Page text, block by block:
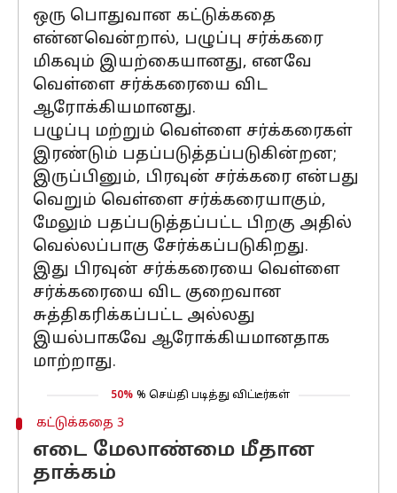
ஒரு பொதுவான கட்டுக்கதை
என்னவென்றால், பழுப்பு சர்க்கரை
மிகவும் இயற்கையானது, எனவே
வெள்ளை சர்க்கரையை விட
ஆரோக்கியமானது.
பழுப்பு மற்றும் வெள்ளை சர்க்கரைகள்
இரண்டும் பதப்படுத்தப்படுகின்றன;
இருப்பினும், பிரவுன் சர்க்கரை என்பது
வெறும் வெள்ளை சர்க்கரையாகும்,
மேலும் பதப்படுத்தப்பட்ட பிறகு அதில்
வெல்லப்பாகு சேர்க்கப்படுகிறது.
இது பிரவுன் சர்க்கரையை வெள்ளை
சர்க்கரையை விட குறைவான
சுத்திகரிக்கப்பட்ட அல்லது
இயல்பாகவே ஆரோக்கியமானதாக
மாற்றாது.
50% % செய்தி படித்து விட்டீர்கள்
கட்டுக்கதை 3
எடை மேலாண்மை மீதான
தாக்கம்